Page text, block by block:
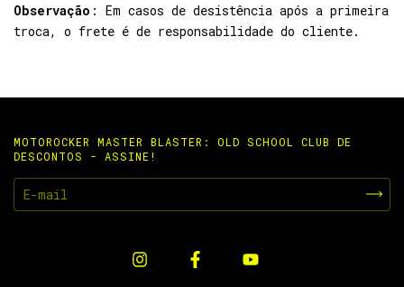
Observação : Em casos de desistência após a primeira
troca, o frete é de responsabilidade do cliente.
MOTOROCKER MASTER BLASTER: OLD SCHOOL CLUB DE
DESCONTOS - ASSINE!